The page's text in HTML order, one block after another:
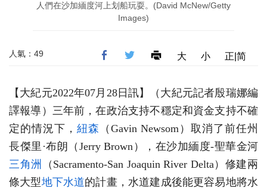
人們在沙加緬度河上划船玩耍。(David McNew/Getty
Images)
人氣：49 大 小 正|简
【大紀元2022年07月28日訊】（大紀元記者殷瑞娜編
譯報導）三年前，在政治支持不穩定和資金支持不確
定的情況下， 紐森 （Gavin Newsom）取消了前任州
長傑里·布朗（Jerry Brown），在沙加緬度-聖華金河
三角洲
（Sacramento-San Joaquin River Delta）修建兩
條大型地下水道的計畫，水道建成後能更容易地將水